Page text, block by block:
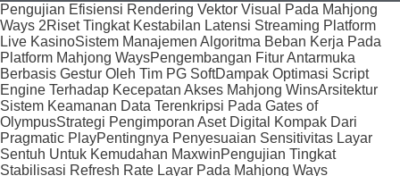
Pengujian Efisiensi Rendering Vektor Visual Pada Mahjong
Ways 2Riset Tingkat Kestabilan Latensi Streaming Platform
Live KasinoSistem Manajemen Algoritma Beban Kerja Pada
Platform Mahjong WaysPengembangan Fitur Antarmuka
Berbasis Gestur Oleh Tim PG SoftDampak Optimasi Script
Engine Terhadap Kecepatan Akses Mahjong WinsArsitektur
Sistem Keamanan Data Terenkripsi Pada Gates of
OlympusStrategi Pengimporan Aset Digital Kompak Dari
Pragmatic PlayPentingnya Penyesuaian Sensitivitas Layar
Sentuh Untuk Kemudahan MaxwinPengujian Tingkat
Stabilisasi Refresh Rate Layar Pada Mahjong Ways